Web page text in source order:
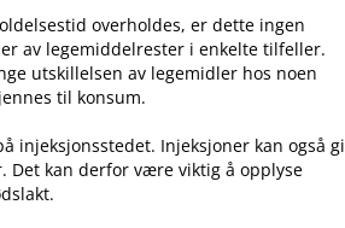
overholdes, er dette ingen
av legemiddelrester i enkelte tilfeller.
utskillelsen av legemidler hos noen
til konsum.
injeksjonsstedet. Injeksjoner kan også gi
Det kan derfor være viktig å opplyse